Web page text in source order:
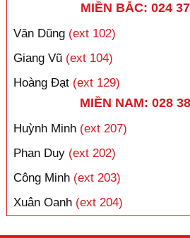
MIỀN BẮC: 024
Văn Dũng (ext 102)
Giang Vũ (ext 104)
Hoàng Đạt (ext 129)
MIỀN NAM: 028
Huỳnh Minh (ext 207)
Phan Duy (ext 202)
Công Minh (ext 203)
Xuân Oanh (ext 204)